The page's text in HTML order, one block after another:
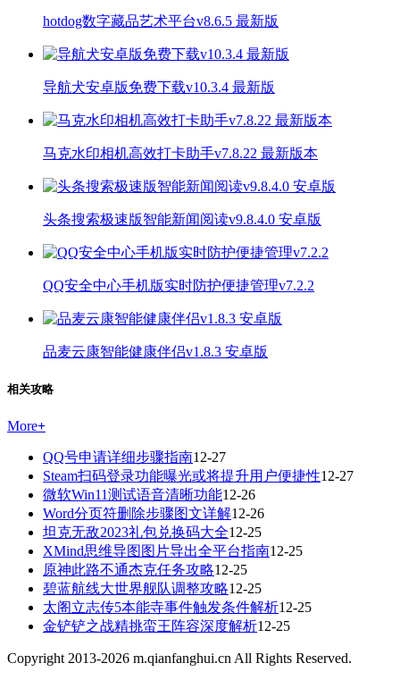
hotdog数字藏品艺术平台v8.6.5 最新版
导航犬安卓版免费下载v10.3.4 最新版
马克水印相机高效打卡助手v7.8.22 最新版本
头条搜索极速版智能新闻阅读v9.8.4.0 安卓版
QQ安全中心手机版实时防护便捷管理v7.2.2
品麦云康智能健康伴侣v1.8.3 安卓版
相关攻略
More+
QQ号申请详细步骤指南12-27
Steam扫码登录功能曝光或将提升用户便捷性12-27
微软Win11测试语音清晰功能12-26
Word分页符删除步骤图文详解12-26
坦克无敌2023礼包兑换码大全12-25
XMind思维导图图片导出全平台指南12-25
原神此路不通杰克任务攻略12-25
碧蓝航线大世界舰队调整攻略12-25
太阁立志传5本能寺事件触发条件解析12-25
金铲铲之战精挑蛮王阵容深度解析12-25
Copyright 2013-2026 m.qianfanghui.cn All Rights Reserved.